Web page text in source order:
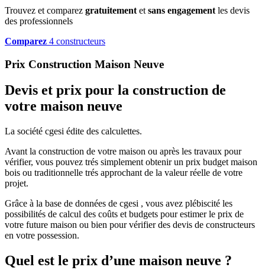
Trouvez et comparez gratuitement et sans engagement les devis
des professionnels
Comparez 4 constructeurs
Prix Construction Maison Neuve
Devis et prix pour la construction de
votre maison neuve
La société cgesi édite des calculettes.
Avant la construction de votre maison ou après les travaux pour
vérifier, vous pouvez trés simplement obtenir un prix budget maison
bois ou traditionnelle trés approchant de la valeur réelle de votre
projet.
Grâce à la base de données de cgesi , vous avez plébiscité les
possibilités de calcul des coûts et budgets pour estimer le prix de
votre future maison ou bien pour vérifier des devis de constructeurs
en votre possession.
Quel est le prix d’une maison neuve ?